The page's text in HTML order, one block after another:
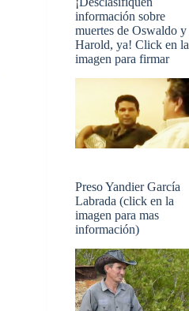
información sobre
muertes de Oswaldo y
Harold, ya! Click en la
imagen para firmar
Preso Yandier García
Labrada (click en la
imagen para mas
información)